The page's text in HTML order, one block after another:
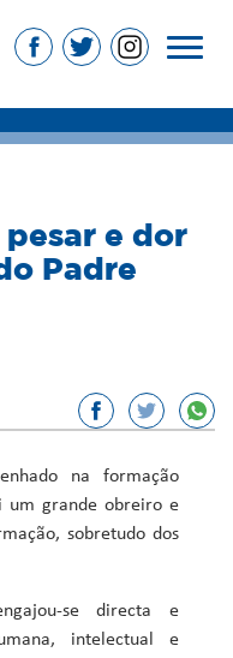
pesar e dor
Padre
na formação
um grande obreiro e
sobretudo dos
se directa e
intelectual e